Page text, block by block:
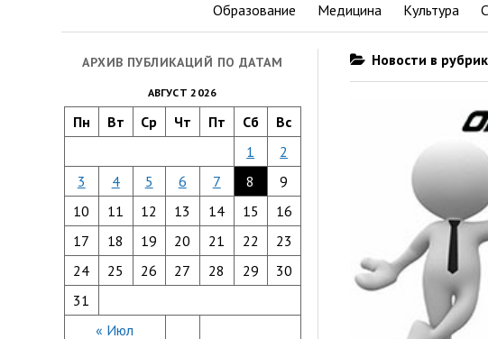
Образование Медицина Культура
АРХИВ ПУБЛИКАЦИЙ ПО ДАТАМ
АВГУСТ 2026
Пн Вт Ср Чт Пт Сб Вс
« Июл
1
2
3
4 5 6 7 8
9
10
11 12 13 14 15
16
17
18 19 20 21 22
23
24
25 26 27 28 29
30
31
Новости в